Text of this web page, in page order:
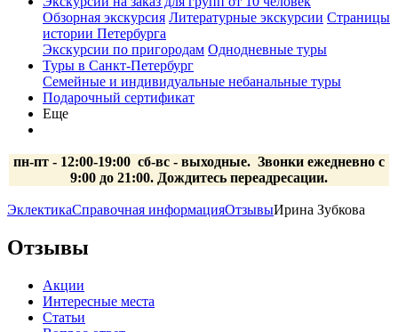
Обзорная экскурсия Литературные экскурсии Страницы
истории Петербурга
Экскурсии по пригородам Однодневные туры
Туры в Санкт-Петербург
Семейные и индивидуальные небанальные туры
Подарочный сертификат
Еще
пн-пт - 12:00-19:00 сб-вс - выходные. Звонки ежедневно с
9:00 до 21:00. Дождитесь переадресации.
ЭклектикаСправочная информацияОтзывыИрина Зубкова
Отзывы
Акции
Интересные места
Статьи